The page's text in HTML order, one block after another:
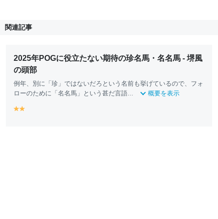
関連記事
2025年POGに役立たない期待の珍名馬・名名馬 - 堺風
の頭部
例年、別に「珍」ではないだろという名前も挙げているので、フォ
ローのために「名名馬」という甚だ言語...
概要を表示
y